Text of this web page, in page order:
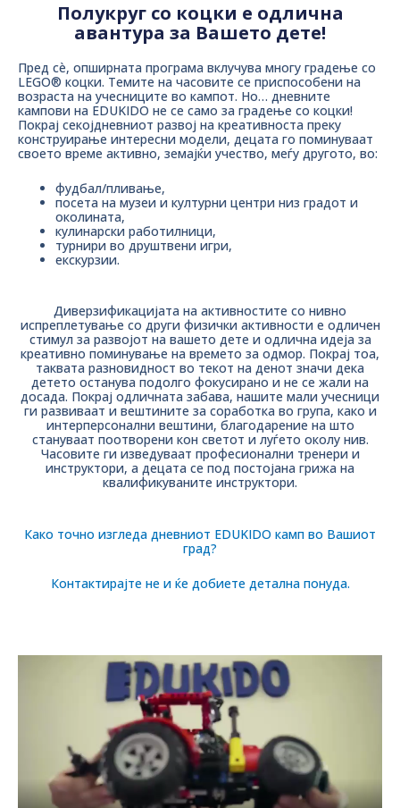
Полукруг со коцки е одлична
авантура за Вашето дете!
Пред сè, опширната програма вклучува многу градење со
LEGO® коцки. Темите на часовите се приспособени на
возраста на учесниците во кампот. Но… дневните
кампови на EDUKIDO не се само за градење со коцки!
Покрај секојдневниот развој на креативноста преку
конструирање интересни модели, децата го поминуваат
своето време активно, земајќи учество, меѓу другото, во:
фудбал/пливање,
посета на музеи и културни центри низ градот и
околината,
кулинарски работилници,
турнири во друштвени игри,
екскурзии.
Диверзификацијата на активностите со нивно
испреплетување со други физички активности е одличен
стимул за развојот на вашето дете и одлична идеја за
креативно поминување на времето за одмор. Покрај тоа,
таквата разновидност во текот на денот значи дека
детето останува подолго фокусирано и не се жали на
досада. Покрај одличната забава, нашите мали учесници
ги развиваат и вештините за соработка во група, како и
интерперсонални вештини, благодарение на што
стануваат поотворени кон светот и луѓето околу нив.
Часовите ги изведуваат професионални тренери и
инструктори, а децата се под постојана грижа на
квалификуваните инструктори.
Како точно изгледа дневниот EDUKIDO камп во Вашиот
град?
Контактирајте не и ќе добиете детална понуда.